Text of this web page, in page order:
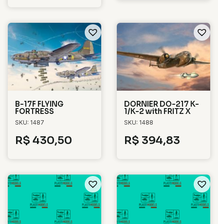
B-17F FLYING
FORTRESS
SKU: 1487
R$ 430,50
DORNIER DO-217 K-
1/K-2 with FRITZ X
SKU: 1488
R$ 394,83